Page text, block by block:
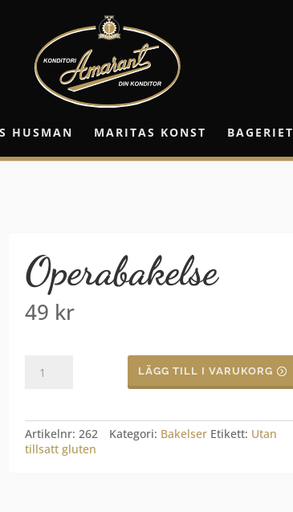
HUSMAN MARITAS KONST BAGERIET
Operabakelse
49 kr
mängd
LÄGG TILL I VARUKORG
Artikelnr: 262 Kategori: Bakelser Etikett: Utan
tillsatt gluten